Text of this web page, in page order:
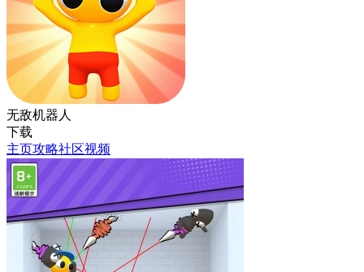
无敌机器人
下载
主页攻略社区视频